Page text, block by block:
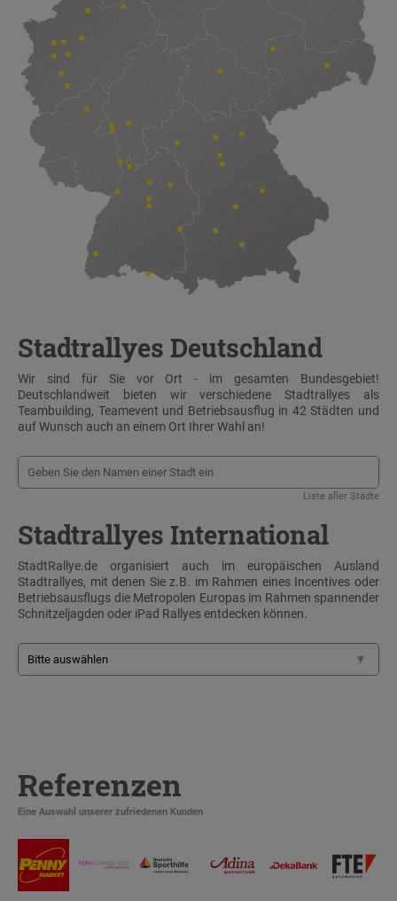
Stadtrallyes Deutschland
Wir sind für Sie vor Ort - im gesamten Bundesgebiet!
Deutschlandweit bieten wir verschiedene Stadtrallyes als
Teambuilding, Teamevent und Betriebsausflug in 42 Städten und
auf Wunsch auch an einem Ort Ihrer Wahl an!
Liste aller Städte
Stadtrallyes International
StadtRallye.de organisiert auch im europäischen Ausland
Stadtrallyes, mit denen Sie z.B. im Rahmen eines Incentives oder
Betriebsausflugs die Metropolen Europas im Rahmen spannender
Schnitzeljagden oder iPad Rallyes entdecken können.
Referenzen
Eine Auswahl unserer zufriedenen Kunden